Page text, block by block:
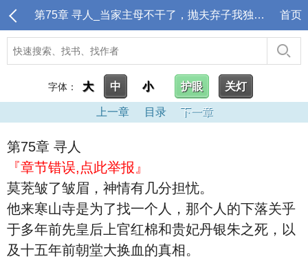
第75章 寻人_当家主母不干了，抛夫弃子我独美！ 首页
字体： 大 中 小 护眼 关灯
上一章 目录 下一章
第75章 寻人
『章节错误,点此举报』
莫茺皱了皱眉，神情有几分担忧。
他来寒山寺是为了找一个人，那个人的下落关乎
于多年前先皇后上官红棉和贵妃丹银朱之死，以
及十五年前朝堂大换血的真相。